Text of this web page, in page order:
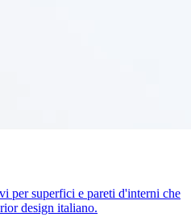
per superfici e pareti d'interni che
design italiano.